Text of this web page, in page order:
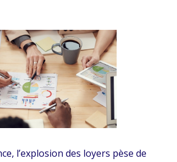
l’explosion des loyers pèse de